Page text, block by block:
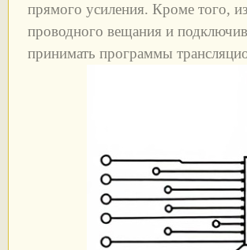
прямого усиления. Кроме того,
проводного вещания и
принимать программы